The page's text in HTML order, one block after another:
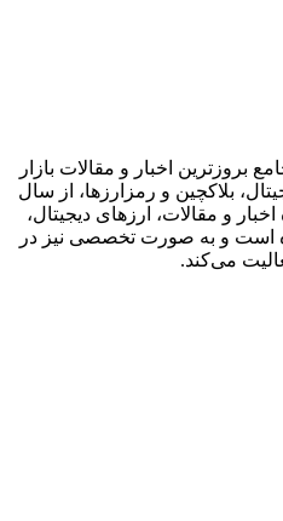
بروزترین اخبار و مقالات بازار
بلاکچین و رمزارزها، از سال
اخبار و مقالات، ارزهای‌ دیجیتال،
است و به صورت تخصصی نیز در
می‌کند.